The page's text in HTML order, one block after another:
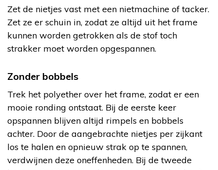
Zet de nietjes vast met een nietmachine of tacker.
Zet ze er schuin in, zodat ze altijd uit het frame
kunnen worden getrokken als de stof toch
strakker moet worden opgespannen.
Zonder bobbels
Trek het polyether over het frame, zodat er een
mooie ronding ontstaat. Bij de eerste keer
opspannen blijven altijd rimpels en bobbels
achter. Door de aangebrachte nietjes per zijkant
los te halen en opnieuw strak op te spannen,
verdwijnen deze oneffenheden. Bij de tweede